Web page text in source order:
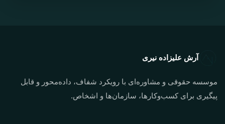
آرش علیزاده نیری
موسسه حقوقی و مشاوره‌ای با رویکرد شفاف، داده‌محور و قابل
پیگیری برای کسب‌وکارها، سازمان‌ها و اشخاص.